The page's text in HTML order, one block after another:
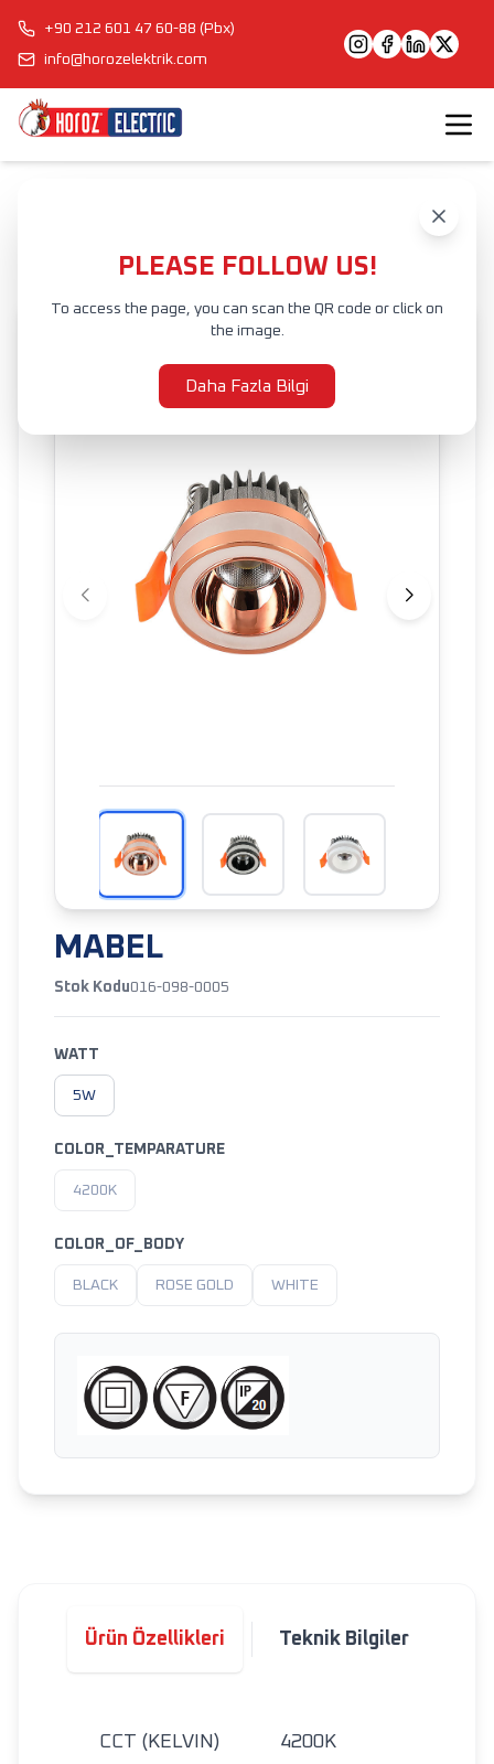
+90 212 601 47 60-88 (Pbx)
info@horozelektrik.com
PLEASE FOLLOW US!
To access the page, you can scan the QR code or click on
the image.
Daha Fazla Bilgi
MABEL
Stok Kodu016-098-0005
WATT
5W
COLOR_TEMPARATURE
4200K
COLOR_OF_BODY
BLACK ROSE GOLD WHITE
Ürün Özellikleri Teknik Bilgiler
CCT (KELVIN)
4200K